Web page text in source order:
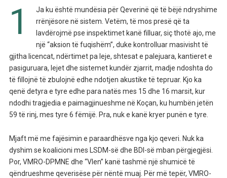
1
Ja ku është mundësia për Qeverinë që të bëjë ndryshime
rrënjësore në sistem. Vetëm, të mos presë që ta
lavdërojmë pse inspektimet kanë filluar, siç thotë ajo, me
një “aksion të fuqishëm”, duke kontrolluar masivisht të
gjitha licencat, ndërtimet pa leje, shtesat e palejuara, kantieret e
pasiguruara, lejet dhe sistemet kundër zjarrit, madje ndoshta do
të fillojnë të zbulojnë edhe ndotjen akustike të tepruar. Kjo ka
qenë detyra e tyre edhe para natës mes 15 dhe 16 marsit, kur
ndodhi tragjedia e paimagjinueshme në Koçan, ku humbën jetën
59 të rinj, mes tyre 6 fëmijë. Pra, nuk e kanë kryer punën e tyre.
Mjaft më me fajësimin e paraardhësve nga kjo qeveri. Nuk ka
dyshim se koalicioni mes LSDM-së dhe BDI-së mban përgjegjësi.
Por, VMRO-DPMNE dhe “Vlen” kanë tashmë një shumicë të
qëndrueshme qeverisëse për nëntë muaj. Për më tepër, VMRO-